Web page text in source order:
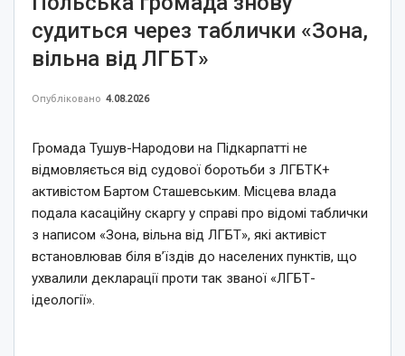
судиться через таблички «Зона,
вільна від ЛГБТ»
Опубліковано 4.08.2026
Громада Тушув-Народови на Підкарпатті не
відмовляється від судової боротьби з ЛГБТК+
активістом Бартом Сташевським. Місцева влада
подала касаційну скаргу у справі про відомі таблички
з написом «Зона, вільна від ЛГБТ», які активіст
встановлював біля в’їздів до населених пунктів, що
ухвалили декларації проти так званої «ЛГБТ-
ідеології».